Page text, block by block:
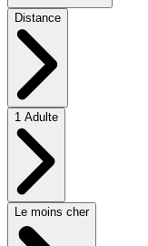
Distance
1 Adulte
Le moins cher